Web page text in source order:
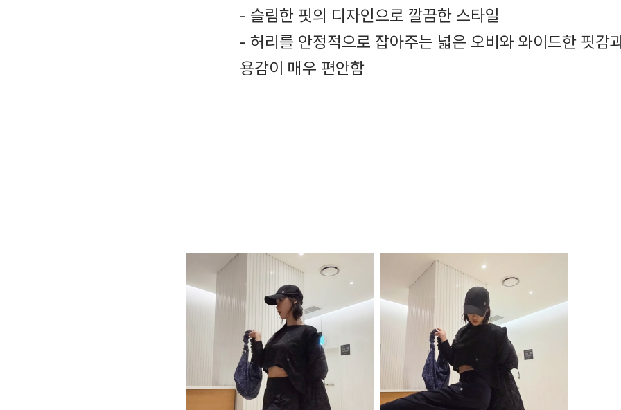
- 슬림한 핏의 디자인으로 깔끔한 스타일
- 허리를 안정적으로 잡아주는 넓은 오비와 와이드한 핏감
용감이 매우 편안함